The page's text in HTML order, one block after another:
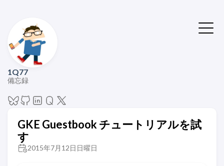
1Q77
備忘録
GKE Guestbook チュートリアルを試
す
2015年7月12日日曜日